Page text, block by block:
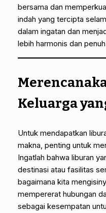
bersama dan
indah yang tercipta
dalam ingatan dan
lebih harmonis dan
Keluarga
Untuk mendapatkan
makna, penting untuk
Ingatlah bahwa liburan
destinasi atau fasilitas
bagaimana kita
mempererat hubungan
sebagai kesempatan